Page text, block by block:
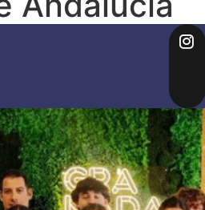
arrancan su